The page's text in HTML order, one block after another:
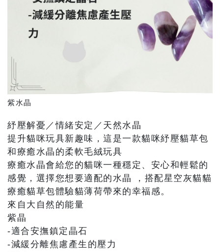
紫水晶
紓壓解憂／情緒安定／天然水晶
提升貓咪玩具新趣味，這是一款貓咪紓壓貓草包
和療癒水晶的柔軟毛絨玩具
療癒水晶會給您的貓咪一種穩定、安心和輕鬆的
感覺，選擇您想要適配的水晶 ，搭配星空灰貓貓
療癒貓草包體驗貓薄荷帶來的幸福感。
來自大自然的能量
紫晶
-適合安撫鎮定晶石
-減緩分離焦慮產生的壓力